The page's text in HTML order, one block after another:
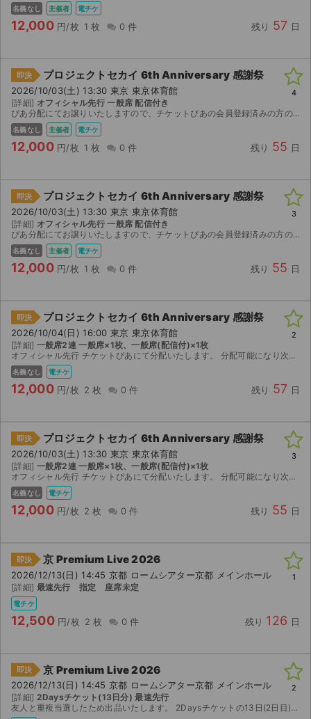
音楽情報
名義なし 主催者 電チケ
12,000 円/枚 1 枚 0 件 残り 57 日
即決 プロジェクトセカイ 6th Anniversary 感謝祭
2026/10/03(土) 13:30 東京 東京体育館
[詳細] オフィシャル先行 一般席 配信付き
ぴあ分配にてお譲りいたしますので、チケットぴあの会員登録済みの方のみ。
名義なし 主催者 電チケ
12,000 円/枚 1 枚 0 件 残り 55 日
4
即決 プロジェクトセカイ 6th Anniversary 感謝祭
2026/10/03(土) 13:30 東京 東京体育館
[詳細] オフィシャル先行 一般席 配信付き
ぴあ分配にてお譲りいたしますので、チケットぴあの会員登録済みの方のみ。
名義なし 主催者 電チケ
12,000 円/枚 1 枚 0 件 残り 55 日
3
即決 プロジェクトセカイ 6th Anniversary 感謝祭
2026/10/04(日) 16:00 東京 東京体育館
[詳細] 一般席2連 一般席×1枚、一般席(配信付)×1枚
オフィシャル先行 チケットぴあにて分配いたします。 分配可能になり次第、取引連絡にてURLをお送りします。
名義なし 電チケ
12,000 円/枚 2 枚 0 件 残り 57 日
2
即決 プロジェクトセカイ 6th Anniversary 感謝祭
2026/10/03(土) 13:30 東京 東京体育館
[詳細] 一般席2連 一般席×1枚、一般席(配信付)×1枚
オフィシャル先行 チケットぴあにて分配いたします。 分配可能になり次第、取引連絡にてURLをお送りします。
名義なし 電チケ
12,000 円/枚 2 枚 0 件 残り 55 日
3
即決 京 Premium Live 2026
2026/12/13(日) 14:45 京都 ロームシアター京都 メインホール
[詳細] 最速先行 指定 座席未定
電チケ
12,500 円/枚 2 枚 0 件 残り 126 日
1
即決 京 Premium Live 2026
2026/12/13(日) 14:45 京都 ロームシアター京都 メインホール
[詳細] 2Daysチケット(13日分) 最速先行
友人と重複当選したため出品いたします。 2Daysチケットの13日(2日目)分となります
2